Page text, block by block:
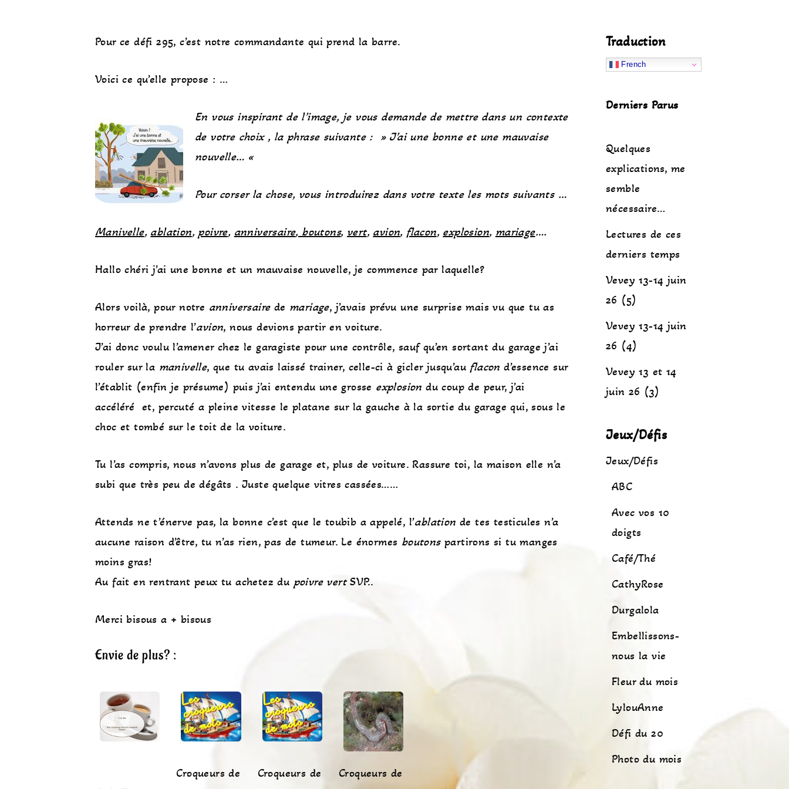
Pour ce défi 295, c’est notre commandante qui prend la barre.
Voici ce qu’elle propose : …
En vous inspirant de l’image, je vous demande de mettre dans un contexte
de votre choix , la phrase suivante : » J’ai une bonne et une mauvaise
nouvelle… «
Pour corser la chose, vous introduirez dans votre texte les mots suivants …
Manivelle, ablation, poivre, anniversaire, boutons, vert, avion, flacon, explosion, mariage….
Hallo chéri j’ai une bonne et un mauvaise nouvelle, je commence par laquelle?
Alors voilà, pour notre anniversairede mariage, j’avais prévu une surprise mais vu que tu as
horreur de prendre l’avion, nous devions partir en voiture.
J’ai donc voulu l’amener chez le garagiste pour une contrôle, sauf qu’en sortant du garage j’ai
rouler sur la manivelle, que tu avais laissé trainer, celle-ci à gicler jusqu’au flacon d’essence sur
l’établit (enfin je présume) puis j’ai entendu une grosse explosion du coup de peur, j’ai
accéléré et, percuté a pleine vitesse le platane sur la gauche à la sortie du garage qui, sous le
choc et tombé sur le toit de la voiture.
Tu l’as compris, nous n’avons plus de garage et, plus de voiture. Rassure toi, la maison elle n’a
subi que très peu de dégâts . Juste quelque vitres cassées……
Attends ne t’énerve pas, la bonne c’est que le toubib a appelé, l’ablation de tes testicules n’a
aucune raison d’être, tu n’as rien, pas de tumeur. Le énormes boutonspartirons si tu manges
moins gras!
Au fait en rentrant peux tu achetez du poivre vertSVP..
Merci bisous a + bisous
Envie de plus? :
Croqueurs de
Croqueurs de
Croqueurs de
Traduction
French
Derniers Parus
Quelques
explications, me
semble
nécessaire…
Lectures de ces
derniers temps
Vevey 13-14 juin
26 (5)
Vevey 13-14 juin
26 (4)
Vevey 13 et 14
juin 26 (3)
Jeux/Défis
Jeux/Défis
ABC
Avec vos 10
doigts
Café/Thé
CathyRose
Durgalola
Embellissons-
nous la vie
Fleur du mois
LylouAnne
Défi du 20
Photo du mois